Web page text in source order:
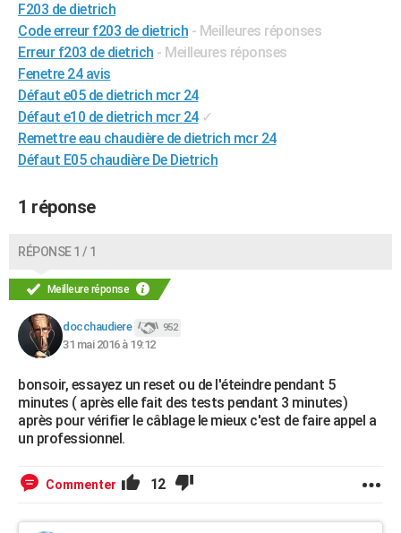
COPAINS D'AVANT
S'inscrire
Se connecter
Lycées
Collèges
Primaires
Universités
Entreprises
Service militaire
Avis de recherche
AVIS DE DÉCÈS
FORUM
Bricolage
Lifestyle
Culture
Sport
Auto
Television
Voyage
Cinema
F203 de dietrich
Code erreur f203 de dietrich - Meilleures réponses
Erreur f203 de dietrich - Meilleures réponses
Fenetre 24 avis
Défaut e05 de dietrich mcr 24
Défaut e10 de dietrich mcr 24 ✓
Remettre eau chaudière de dietrich mcr 24
Défaut E05 chaudière De Dietrich
1 réponse
RÉPONSE 1 / 1
Meilleure réponse
docchaudiere 952
31 mai 2016 à 19:12
bonsoir, essayez un reset ou de l'éteindre pendant 5
minutes ( après elle fait des tests pendant 3 minutes)
après pour vérifier le câblage le mieux c'est de faire appel a
un professionnel.
Commenter 12